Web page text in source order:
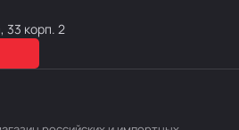
33 корп. 2